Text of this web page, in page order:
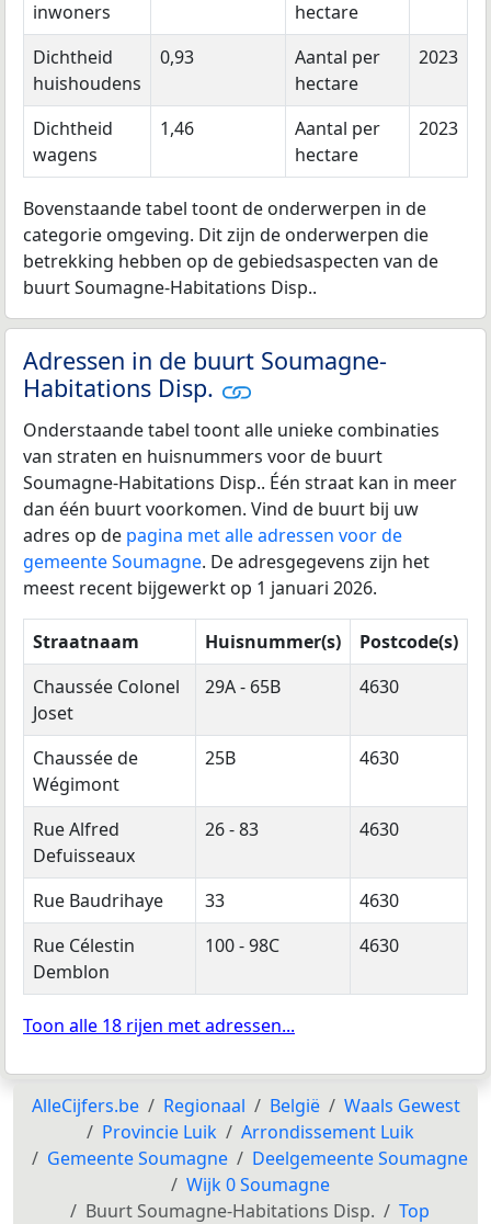
inwoners
hectare
Dichtheid
huishoudens
0,93
Aantal per
hectare
2023
Dichtheid
wagens
1,46
Aantal per
hectare
2023
Bovenstaande tabel toont de onderwerpen in de
categorie omgeving. Dit zijn de onderwerpen die
betrekking hebben op de gebiedsaspecten van de
buurt Soumagne-Habitations Disp..
Adressen in de buurt Soumagne-
Habitations Disp.
Onderstaande tabel toont alle unieke combinaties
van straten en huisnummers voor de buurt
Soumagne-Habitations Disp.. Één straat kan in meer
dan één buurt voorkomen. Vind de buurt bij uw
adres op de pagina met alle adressen voor de
gemeente Soumagne. De adresgegevens zijn het
meest recent bijgewerkt op 1 januari 2026.
Straatnaam Huisnummer(s)
Postcode(s)
Chaussée Colonel
Joset
29A - 65B 4630
Chaussée de
Wégimont
25B 4630
Rue Alfred
Defuisseaux
26 - 83 4630
Rue Baudrihaye 33
4630
Rue Célestin
Demblon
100 - 98C 4630
Toon alle 18 rijen met adressen...
AlleCijfers.be Regionaal België
Waals Gewest
Provincie Luik
Arrondissement Luik
Gemeente Soumagne
Deelgemeente Soumagne
Wijk 0 Soumagne
Buurt Soumagne-Habitations Disp.
Top